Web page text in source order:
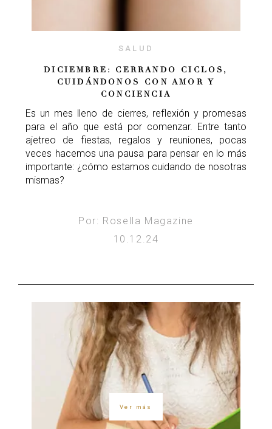
SALUD
DICIEMBRE: CERRANDO CICLOS,
CUIDÁNDONOS CON AMOR Y
CONCIENCIA
Es un mes lleno de cierres, reflexión y promesas
para el año que está por comenzar. Entre tanto
ajetreo de fiestas, regalos y reuniones, pocas
veces hacemos una pausa para pensar en lo más
importante: ¿cómo estamos cuidando de nosotras
mismas?
Por: Rosella Magazine
10.12.24
Ver más